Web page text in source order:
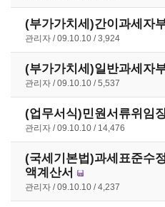
(부가가치세)간이과세자
관리자 09.10.10 3,924
(부가가치세)일반과세자
관리자 09.10.10 5,537
(업무서식)민원서류위임
관리자 09.10.10 14,476
(국세기본법)과세표준수
액계산서
관리자 09.10.10 4,237